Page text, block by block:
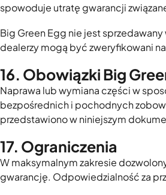
spowoduje utratę gwarancji
Big Green Egg nie jest
dealerzy mogą być zweryfikowani
16. Obowiązki Big
Naprawa lub wymiana części w
bezpośrednich i pochodnych
przedstawiono w niniejszym
17. Ograniczenia
W maksymalnym zakresie
gwarancję. Odpowiedzialność za